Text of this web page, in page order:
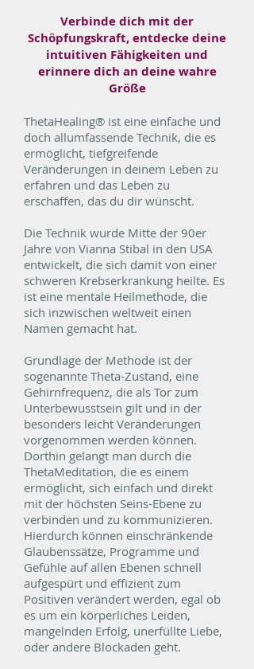
Verbinde dich mit der
Schöpfungskraft, entdecke deine
intuitiven Fähigkeiten und
erinnere dich an deine wahre
Größe
ThetaHealing® ist eine einfache und
doch allumfassende Technik, die es
ermöglicht, tiefgreifende
Veränderungen in deinem Leben zu
erfahren und das Leben zu
erschaffen, das du dir wünscht.
Die Technik wurde Mitte der 90er
Jahre von Vianna Stibal in den USA
entwickelt, die sich damit von einer
schweren Krebserkrankung heilte. Es
ist eine mentale Heilmethode, die
sich inzwischen weltweit einen
Namen gemacht hat.
Grundlage der Methode ist der
sogenannte Theta-Zustand, eine
Gehirnfrequenz, die als Tor zum
Unterbewusstsein gilt und in der
besonders leicht Veränderungen
vorgenommen werden können.
Dorthin gelangt man durch die
ThetaMeditation, die es einem
ermöglicht, sich einfach und direkt
mit der höchsten Seins-Ebene zu
verbinden und zu kommunizieren.
Hierdurch können einschränkende
Glaubenssätze, Programme und
Gefühle auf allen Ebenen schnell
aufgespürt und effizient zum
Positiven verändert werden, egal ob
es um ein körperliches Leiden,
mangelnden Erfolg, unerfüllte Liebe,
oder andere Blockaden geht.